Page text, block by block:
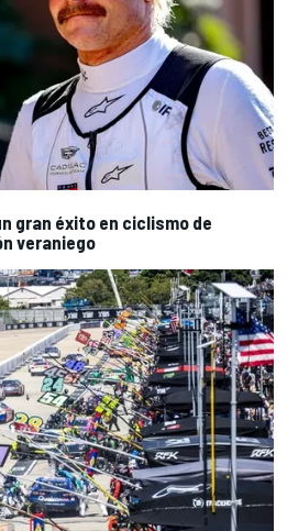
gran éxito en ciclismo de
veraniego